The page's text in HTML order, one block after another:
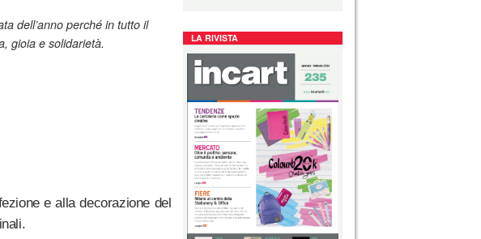
dell’anno perché in tutto il
gioia e solidarietà.
e alla decorazione del
LA RIVISTA